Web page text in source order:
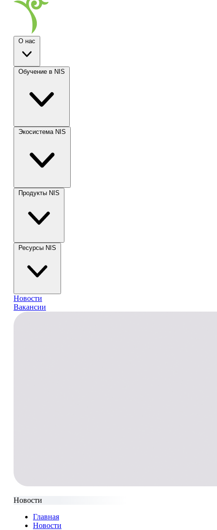
О нас
Обучение в NIS
Экосистема NIS
Продукты NIS
Ресурсы NIS
Новости
Вакансии
Новости
Главная
Новости